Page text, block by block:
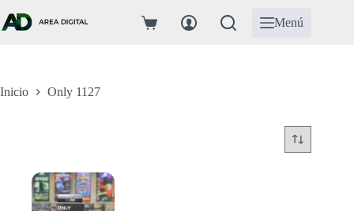
al
contenido
Carro
Menú
Inicio Only 1127